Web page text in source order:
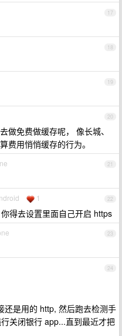
17
18
19
20
做免费做缓存呢， 像长城、
费用悄悄缓存的行为。
21
22
1
得去设置里面自己开启 https
23
24
还是用的 http, 然后跑去检测手
关闭银行 app...直到最近才把